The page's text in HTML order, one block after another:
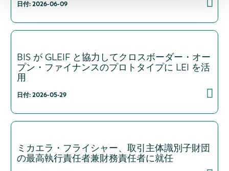
日付: 2026-06-09
BIS が GLEIF と協力してクロスボーダー・オー
プン・ファイナンスのプロトタイプに LEI を活
用
日付: 2026-05-29
ミカエラ・フライシャー、取引主体識別子財団
の最高執行責任者兼財務責任者に就任